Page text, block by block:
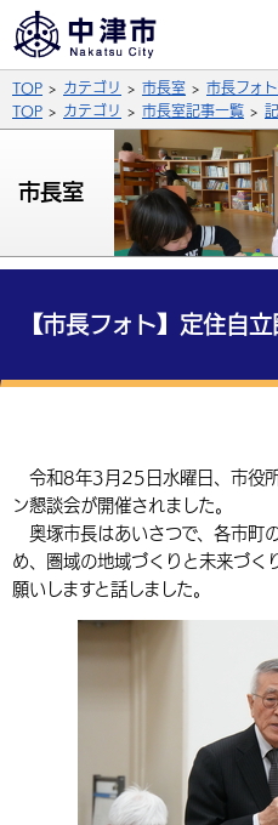
背
文字の
拡大 標
言語
英語（English）
中国語（繁体字）
組
公式SNS
X (Twitter)
サイト内検索
総合メニュー
福祉・介護
税金
環境・衛生
入札・契約
農林水産業
都市整備
子育て・教育
施設情報
手当・助成
相談・支援・情報
観光・移住
観光なび
遊ぶ・体験する
市政情報
中津市について
TOP カテゴリ 市長室 市長フォト
TOP
カテゴリ 市長室記事一覧
市長室
【市長フォト】定住自
令和8年3月25日水曜日、市役
ン懇談会が開催されました。
奥塚市長はあいさつで、各市町
め、圏域の地域づくりと未来づく
願いしますと話しました。